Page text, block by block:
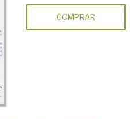
COMPRAR